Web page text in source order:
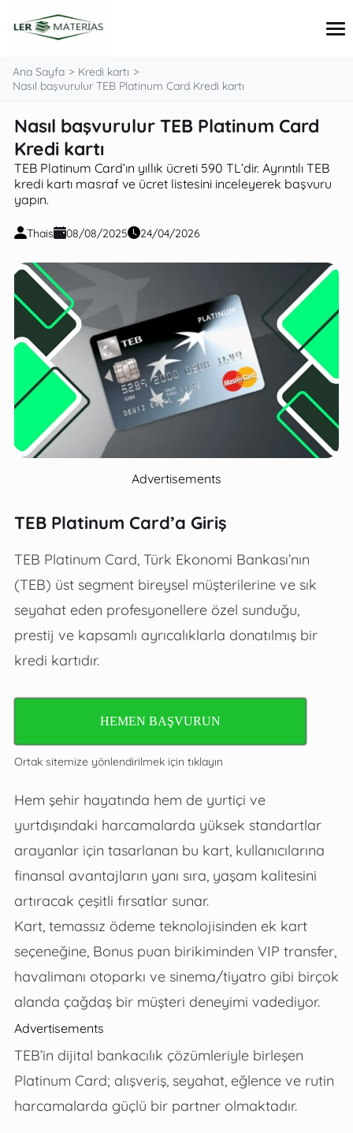
İpuçları ve Kılavuzlar
Kişisel Finans
Kredi kartı
Krediler ve Yatırımlar
Ana Sayfa
Kredi kartı
Nasıl başvurulur TEB Platinum Card Kredi kartı
Nasıl başvurulur TEB Platinum Card
Kredi kartı
TEB Platinum Card’ın yıllık ücreti 590 TL’dir. Ayrıntılı TEB
kredi kartı masraf ve ücret listesini inceleyerek başvuru
yapın.
Thais 08/08/2025 24/04/2026
Advertisements
TEB Platinum Card’a Giriş
TEB Platinum Card, Türk Ekonomi Bankası’nın
(TEB) üst segment bireysel müşterilerine ve sık
seyahat eden profesyonellere özel sunduğu,
prestij ve kapsamlı ayrıcalıklarla donatılmış bir
kredi kartıdır.
HEMEN BAŞVURUN
Ortak sitemize yönlendirilmek için tıklayın
Hem şehir hayatında hem de yurtiçi ve
yurtdışındaki harcamalarda yüksek standartlar
arayanlar için tasarlanan bu kart, kullanıcılarına
finansal avantajların yanı sıra, yaşam kalitesini
artıracak çeşitli fırsatlar sunar.
Kart, temassız ödeme teknolojisinden ek kart
seçeneğine, Bonus puan birikiminden VIP transfer,
havalimanı otoparkı ve sinema/tiyatro gibi birçok
alanda çağdaş bir müşteri deneyimi vadediyor.
Advertisements
TEB’in dijital bankacılık çözümleriyle birleşen
Platinum Card; alışveriş, seyahat, eğlence ve rutin
harcamalarda güçlü bir partner olmaktadır.